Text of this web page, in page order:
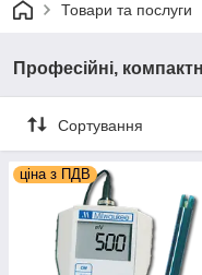
Товари та послуги
Професійні,
Сортування
ціна з ПДВ